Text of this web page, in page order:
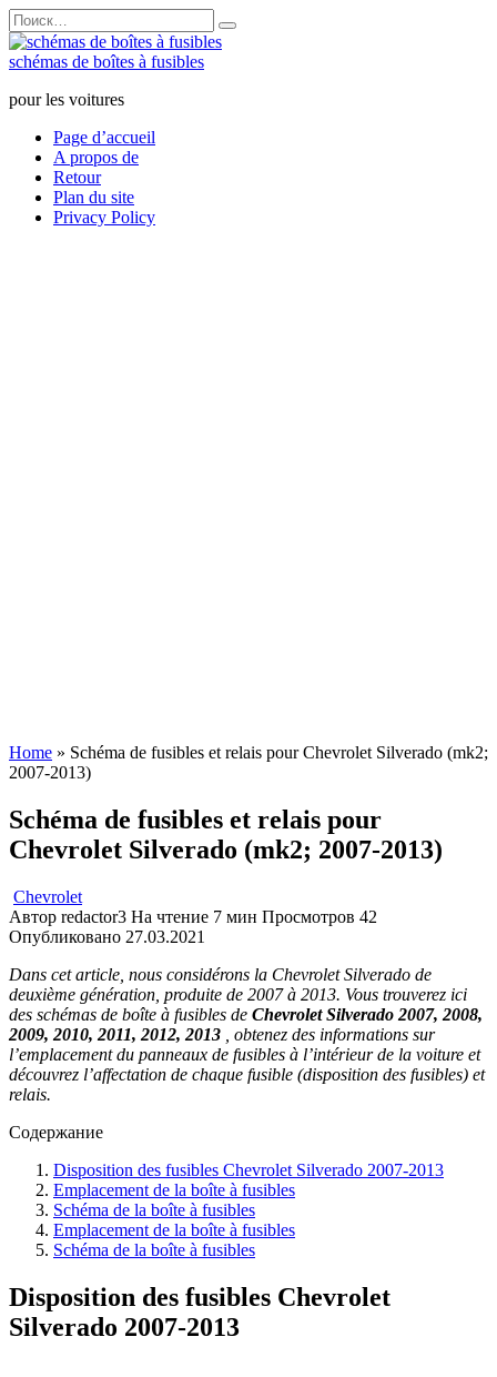
Перейти
к
содержанию
Search
for:
schémas de boîtes à fusibles
pour les voitures
Page d’accueil
A propos de
Retour
Plan du site
Privacy Policy
Home » Schéma de fusibles et relais pour Chevrolet Silverado (mk2;
2007-2013)
Schéma de fusibles et relais pour
Chevrolet Silverado (mk2; 2007-2013)
Chevrolet
Автор redactor3 На чтение 7 мин Просмотров 42
Опубликовано 27.03.2021
Dans cet article, nous considérons la Chevrolet Silverado de
deuxième génération, produite de 2007 à 2013. Vous trouverez ici
des schémas de boîte à fusibles de Chevrolet Silverado 2007, 2008,
2009, 2010, 2011, 2012, 2013 , obtenez des informations sur
l’emplacement du panneaux de fusibles à l’intérieur de la voiture et
découvrez l’affectation de chaque fusible (disposition des fusibles) et
relais.
Содержание
Disposition des fusibles Chevrolet Silverado 2007-2013
Emplacement de la boîte à fusibles
Schéma de la boîte à fusibles
Emplacement de la boîte à fusibles
Schéma de la boîte à fusibles
Disposition des fusibles Chevrolet
Silverado 2007-2013